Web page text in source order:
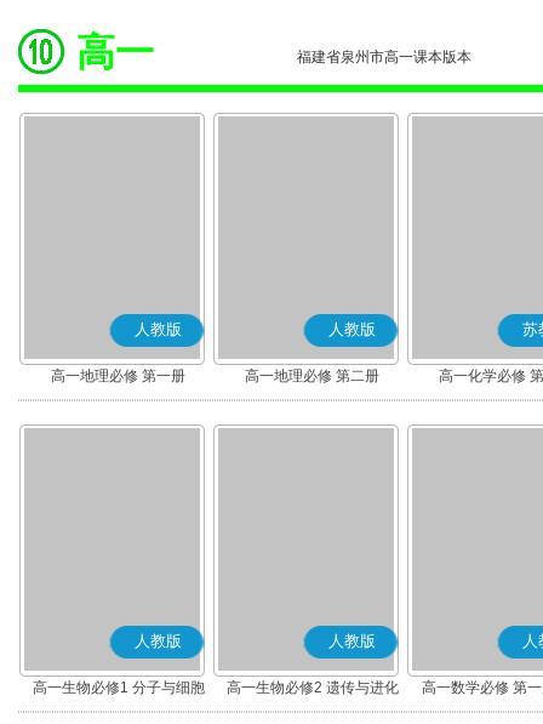
高一 福建省泉州市高一课本版本
人教版
高一地理必修 第一册
人教版
高一地理必修 第二册
苏
高一化学必修
人教版
高一生物必修1 分子与细胞
人教版
高一生物必修2 遗传与进化
人
高一数学必修 第